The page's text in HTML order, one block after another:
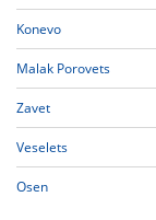
Konevo
Malak Porovets
Zavet
Veselets
Osen